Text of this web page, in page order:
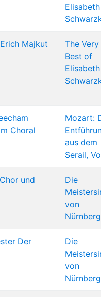
Elisabeth
Erich Majkut
The Very
Best of
Elisabeth
Choral
Mozart:
aus dem
Serail,
Chor und
Die
von
Nürnberg
Der
Die
von
Nürnberg